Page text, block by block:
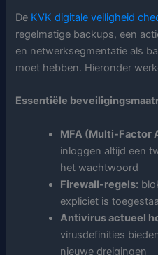
De KVK digitale veiligheid
regelmatige backups, een
en netwerksegmentatie als
moet hebben. Hieronder
Essentiële
MFA (Multi-Factor
inloggen altijd een
het wachtwoord
Firewall-regels:
expliciet is
Antivirus actueel
virusdefinities
nieuwe dreigingen